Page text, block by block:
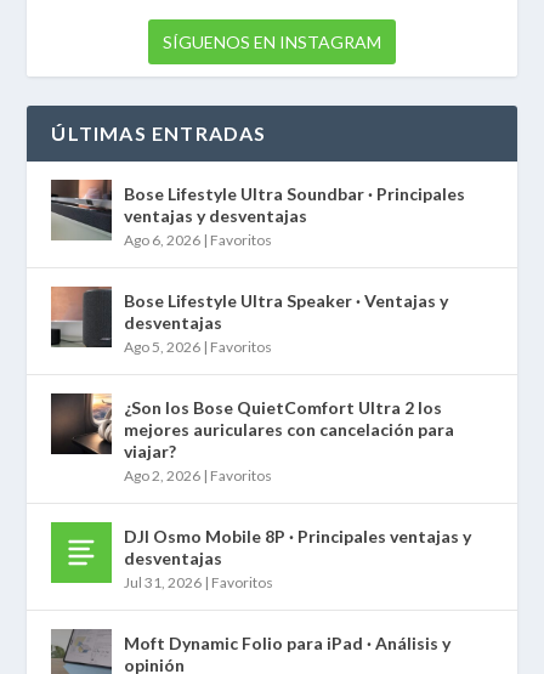
SÍGUENOS EN INSTAGRAM
ÚLTIMAS ENTRADAS
Bose Lifestyle Ultra Soundbar · Principales
ventajas y desventajas
Ago 6, 2026 | Favoritos
Bose Lifestyle Ultra Speaker · Ventajas y
desventajas
Ago 5, 2026 | Favoritos
¿Son los Bose QuietComfort Ultra 2 los
mejores auriculares con cancelación para
viajar?
Ago 2, 2026 | Favoritos
DJI Osmo Mobile 8P · Principales ventajas y
desventajas
Jul 31, 2026 | Favoritos
Moft Dynamic Folio para iPad · Análisis y
opinión